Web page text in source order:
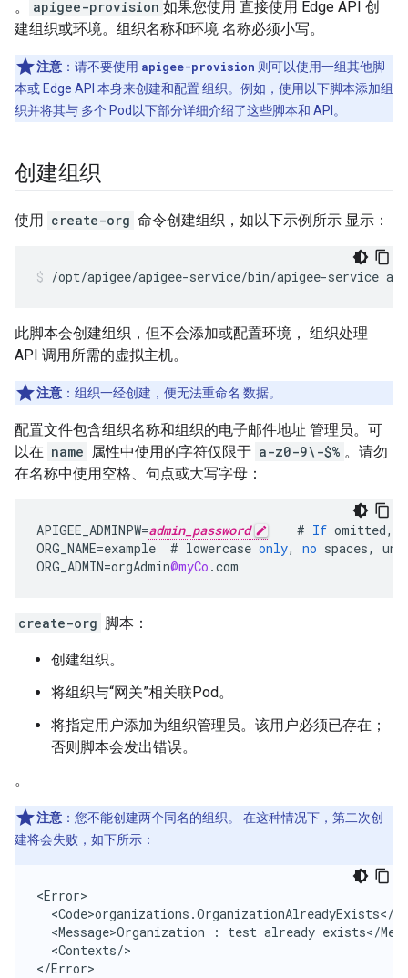
。 apigee-provision 如果您使用 直接使用 Edge API 创
建组织或环境。组织名称和环境 名称必须小写。
注意 ：请不要使用 apigee-provision 则可以使用一组其他脚
本或 Edge API 本身来创建和配置 组织。例如，使用以下脚本添加组
织并将其与 多个 Pod以下部分详细介绍了这些脚本和 API。
创建组织
使用 create-org 命令创建组织，如以下示例所示 显示：
/opt/apigee/apigee-service/bin/apigee-service
此脚本会创建组织，但不会添加或配置环境， 组织处理
API 调用所需的虚拟主机。
注意 ：组织一经创建，便无法重命名 数据。
配置文件包含组织名称和组织的电子邮件地址 管理员。可
以在 name 属性中使用的字符仅限于 a-z0-9\-$% 。请勿
在名称中使用空格、句点或大写字母：
APIGEE_ADMINPW=admin_password # If omitted,
ORG_NAME=example # lowercase only, no spaces,
ORG_ADMIN=orgAdmin@myCo .com
create-org 脚本：
创建组织。
将组织与“网关”相关联Pod。
将指定用户添加为组织管理员。该用户必须已存在；
否则脚本会发出错误。
。
注意 ：您不能创建两个同名的组织。 在这种情况下，第二次创
建将会失败，如下所示：
<Error>
<Code>organizations.OrganizationAlreadyExists</
<Message>Organization : test already exists</
  <Contexts/>
</Error>